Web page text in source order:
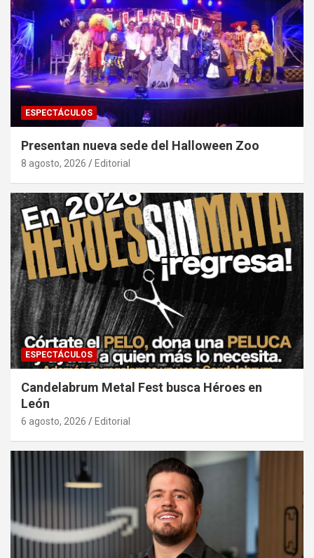
ESPECTÁCULOS
Presentan nueva sede del Halloween Zoo
8 agosto, 2026 Editorial
ESPECTÁCULOS
Candelabrum Metal Fest busca Héroes en
León
6 agosto, 2026 Editorial